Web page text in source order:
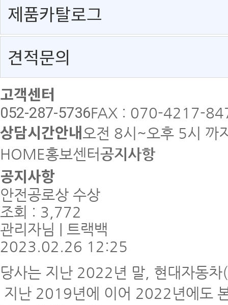
제품카탈로그
견적문의
고객센터
052-287-5736FAX : 070-4217-
상담시간안내오전 8시~오후 5시 까
HOME홍보센터공지사항
공지사항
안전공로상 수상
조회 : 3,772
관리자님
트랙백
2023.02.26 12:25
당사는 지난 2022년 말, 현대자동
지난 2019년에 이어 2022년에도